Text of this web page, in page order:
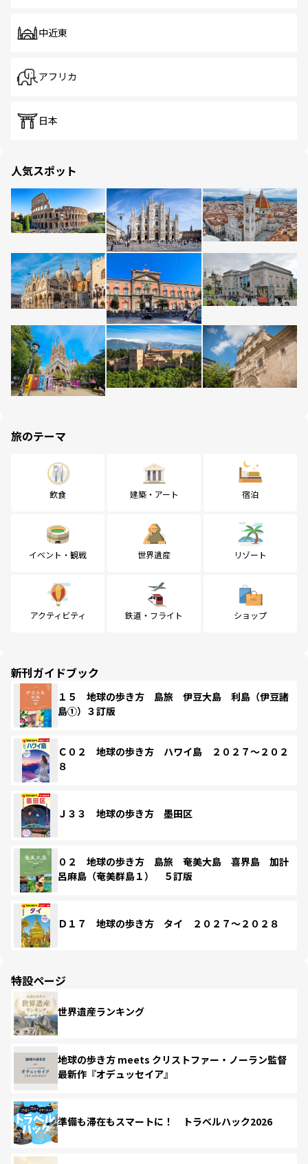
中近東
アフリカ
日本
人気スポット
旅のテーマ
飲食 建築・アート 宿泊
イベント・観戦 世界遺産 リゾート
アクティビティ 鉄道・フライト ショップ
新刊ガイドブック
１５ 地球の歩き方 島旅 伊豆大島 利島（伊豆諸
島①）３訂版
Ｃ０２ 地球の歩き方 ハワイ島 ２０２７～２０２
８
Ｊ３３ 地球の歩き方 墨田区
０２ 地球の歩き方 島旅 奄美大島 喜界島 加計
呂麻島（奄美群島１） ５訂版
Ｄ１７ 地球の歩き方 タイ ２０２７～２０２８
特設ページ
世界遺産ランキング
地球の歩き方 meets クリストファー・ノーラン監督
最新作『オデュッセイア』
準備も滞在もスマートに！ トラベルハック2026